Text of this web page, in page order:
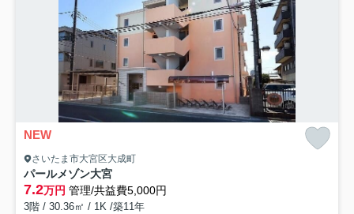
NEW
さいたま市大宮区大成町
パールメゾン大宮
7.2万円 管理/共益費5,000円
3階 / 30.36㎡ / 1K /築11年